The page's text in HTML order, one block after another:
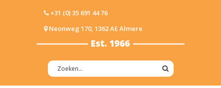
+31 (0) 35 691 44 76
Neonweg 170, 1362 AE Almere